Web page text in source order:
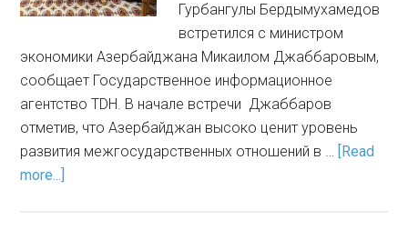
Гурбангулы Бердымухамедов
встретился с министром
экономики Азербайджана Микаилом Джаббаровым,
сообщает Государственное информационное
агентство TDH. В начале встречи Джаббаров
отметив, что Азербайджан высоко ценит уровень
развития межгосударственных отношений в … [Read
more...]